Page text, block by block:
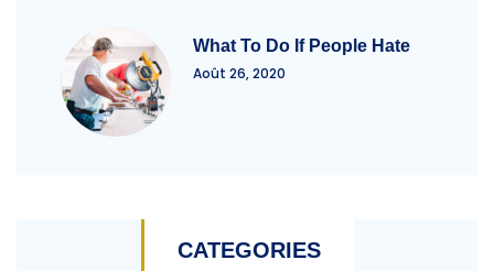
What To Do If People Hate
Août 26, 2020
CATEGORIES